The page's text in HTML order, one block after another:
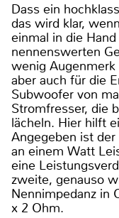
Dass ein
das wird klar,
einmal in die
nennenswerten
wenig
aber auch für die
Subwoofer von
Stromfresser, die
lächeln. Hier hilft
Angegeben ist der
an einem Watt
eine
zweite, genauso
Nennimpedanz in
x 2 Ohm.